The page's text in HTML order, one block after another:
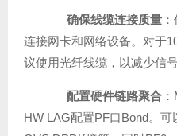
确保线缆连接质量
连接网卡和网络设备。对于
议使用光纤线缆，以减少信
配置硬件链路聚合
HW LAG配置PF口Bond。